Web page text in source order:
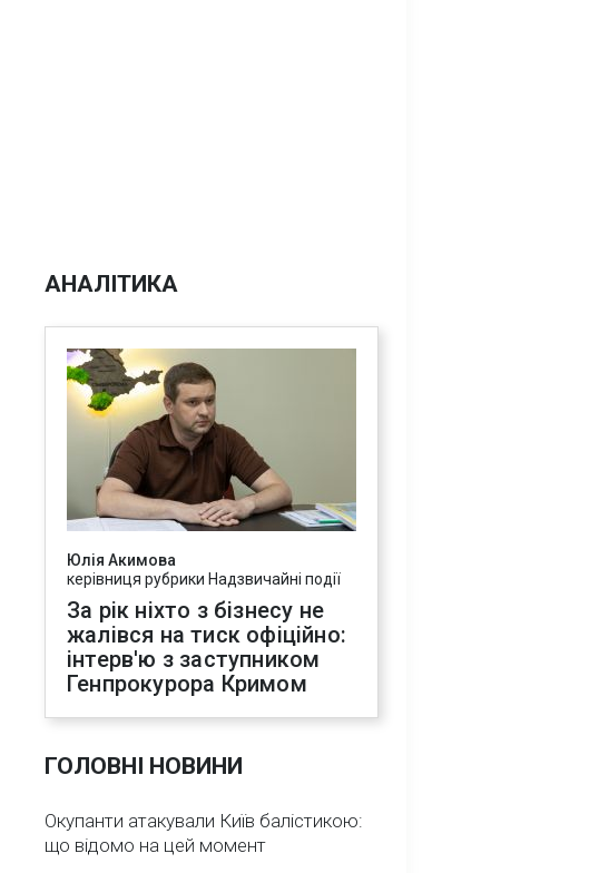
АНАЛІТИКА
Юлія Акимова
керівниця рубрики Надзвичайні події
За рік ніхто з бізнесу не
жалівся на тиск офіційно:
інтерв'ю з заступником
Генпрокурора Кримом
ГОЛОВНІ НОВИНИ
Окупанти атакували Київ балістикою:
що відомо на цей момент